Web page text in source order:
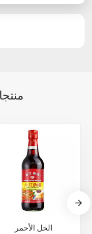
الخل الأحمر